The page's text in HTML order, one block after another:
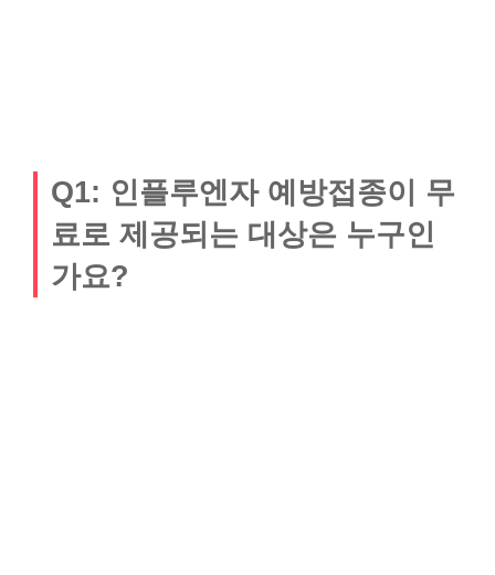
Q1: 인플루엔자 예방접종이 무
료로 제공되는 대상은 누구인
가요?